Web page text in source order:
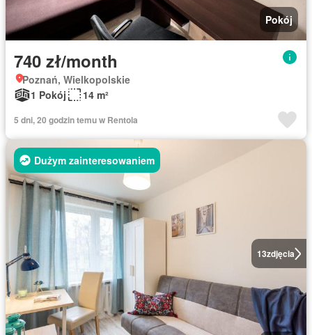
Pokój
740 zł/month
Poznań, Wielkopolskie
1 Pokój
14 m²
5 dni, 20 godzin temu w Rentola
13zdjęcia
Dużym zainteresowaniem